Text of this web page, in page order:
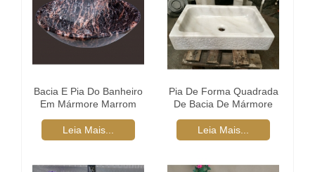
Bacia E Pia Do Banheiro
Em Mármore Marrom
Leia Mais...
Pia De Forma Quadrada
De Bacia De Mármore
Leia Mais...